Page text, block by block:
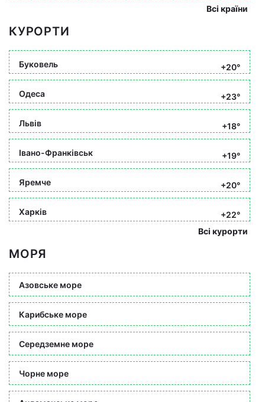
Всі країни
КУРОРТИ
Буковель +20°
Одеса +23°
Львів +18°
Івано-Франківськ +19°
Яремче +20°
Харків
+22°
Всі курорти
МОРЯ
Азовське море
Карибське море
Середземне море
Чорне море